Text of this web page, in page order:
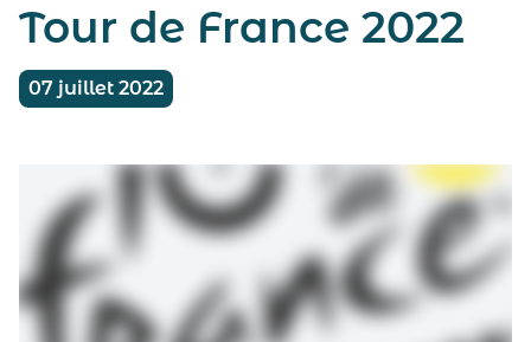
Tour de France 2022
07 juillet 2022